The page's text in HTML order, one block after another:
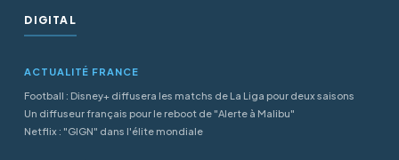
DIGITAL
ACTUALITÉ FRANCE
Football : Disney+ diffusera les matchs de La Liga pour deux saisons
Un diffuseur français pour le reboot de "Alerte à Malibu"
Netflix : "GIGN" dans l'élite mondiale